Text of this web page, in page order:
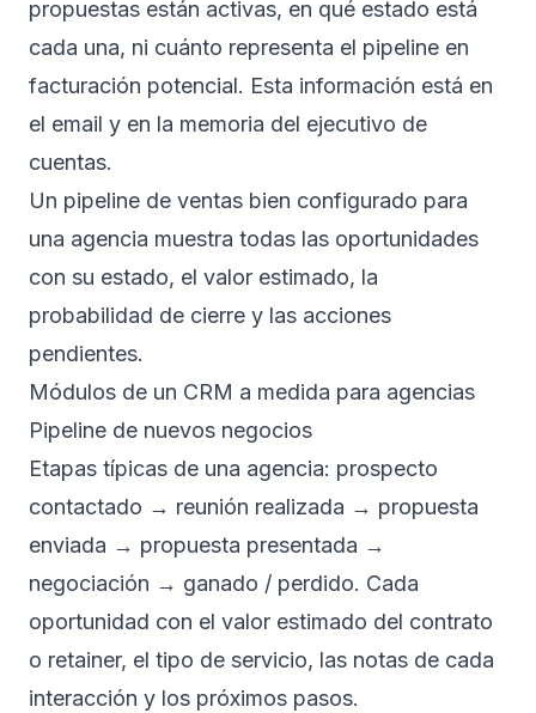
propuestas están activas, en qué estado está
cada una, ni cuánto representa el pipeline en
facturación potencial. Esta información está en
el email y en la memoria del ejecutivo de
cuentas.
Un pipeline de ventas bien configurado para
una agencia muestra todas las oportunidades
con su estado, el valor estimado, la
probabilidad de cierre y las acciones
pendientes.
Módulos de un CRM a medida para agencias
Pipeline de nuevos negocios
Etapas típicas de una agencia: prospecto
contactado → reunión realizada → propuesta
enviada → propuesta presentada →
negociación → ganado / perdido. Cada
oportunidad con el valor estimado del contrato
o retainer, el tipo de servicio, las notas de cada
interacción y los próximos pasos.